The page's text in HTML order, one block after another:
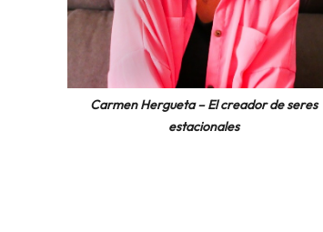
Carmen Hergueta – El creador de seres
estacionales